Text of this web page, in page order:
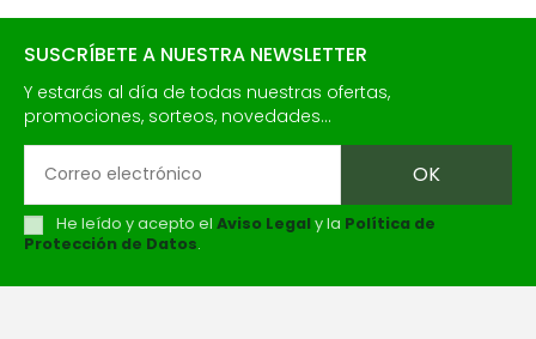
SUSCRÍBETE A NUESTRA NEWSLETTER
Y estarás al día de todas nuestras ofertas,
promociones, sorteos, novedades...
He leído y acepto el Aviso Legaly la Política de
Protección de Datos.